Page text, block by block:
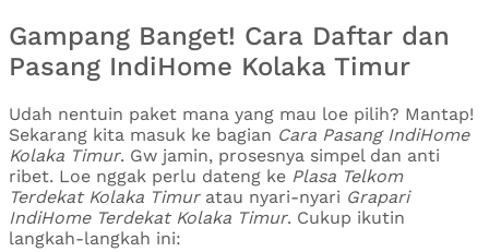
Gampang Banget! Cara Daftar dan
Pasang IndiHome Kolaka Timur
Udah nentuin paket mana yang mau loe pilih? Mantap!
Sekarang kita masuk ke bagian Cara Pasang IndiHome
Kolaka Timur. Gw jamin, prosesnya simpel dan anti
ribet. Loe nggak perlu dateng ke Plasa Telkom
Terdekat Kolaka Timuratau nyari-nyari Grapari
IndiHome Terdekat Kolaka Timur. Cukup ikutin
langkah-langkah ini: